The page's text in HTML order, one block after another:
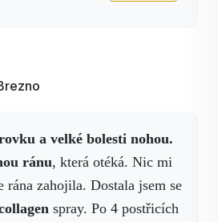
a velké bolesti nohou.
ránu, která otéká. Nic mi
rána zahojila. Dostala jsem se
spray. Po 4 postřicích